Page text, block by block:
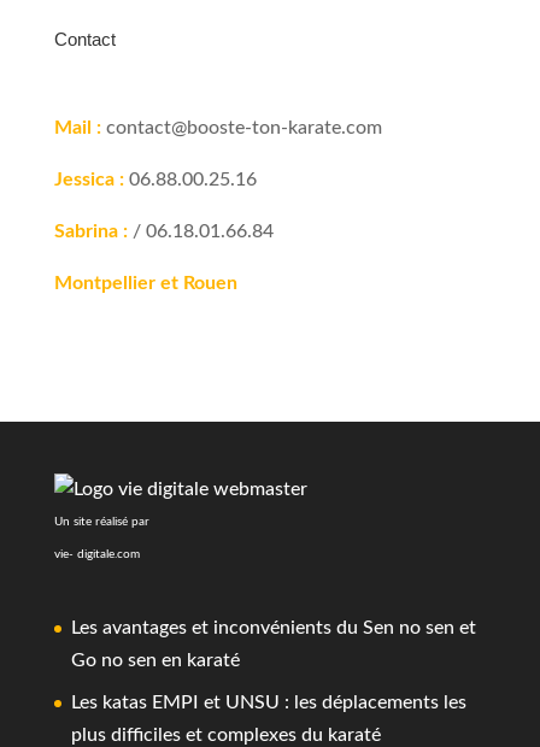
Contact
Mail :contact@booste-ton-karate.com
Jessica : 06.88.00.25.16
Sabrina : / 06.18.01.66.84
Montpellier et Rouen
Un site réalisé par
vie- digitale.com
Les avantages et inconvénients du Sen no sen et
Go no sen en karaté
Les katas EMPI et UNSU : les déplacements les
plus difficiles et complexes du karaté